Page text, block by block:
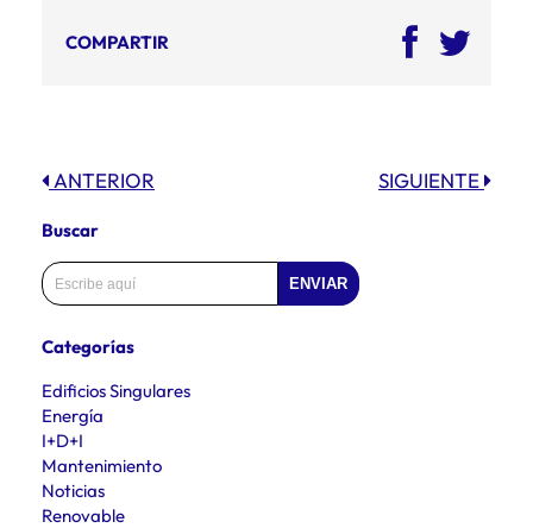
COMPARTIR
ANTERIOR SIGUIENTE
Buscar
ENVIAR
Categorías
Edificios Singulares
Energía
I+D+I
Mantenimiento
Noticias
Renovable